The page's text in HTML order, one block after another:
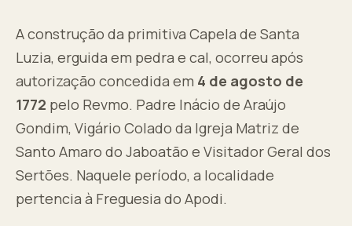
A construção da primitiva Capela de Santa
Luzia, erguida em pedra e cal, ocorreu após
autorização concedida em 4 de agosto de
1772 pelo Revmo. Padre Inácio de Araújo
Gondim, Vigário Colado da Igreja Matriz de
Santo Amaro do Jaboatão e Visitador Geral dos
Sertões. Naquele período, a localidade
pertencia à Freguesia do Apodi.